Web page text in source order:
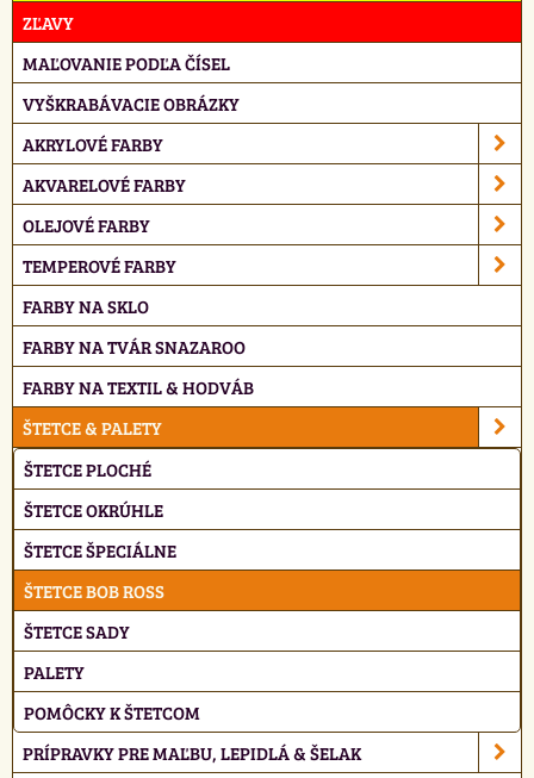
ZĽAVY
MAĽOVANIE PODĽA ČÍSEL
VYŠKRABÁVACIE OBRÁZKY
AKRYLOVÉ FARBY
AKVARELOVÉ FARBY
OLEJOVÉ FARBY
TEMPEROVÉ FARBY
FARBY NA SKLO
FARBY NA TVÁR SNAZAROO
FARBY NA TEXTIL & HODVÁB
ŠTETCE & PALETY
ŠTETCE PLOCHÉ
ŠTETCE OKRÚHLE
ŠTETCE ŠPECIÁLNE
ŠTETCE BOB ROSS
ŠTETCE SADY
PALETY
POMÔCKY K ŠTETCOM
PRÍPRAVKY PRE MAĽBU, LEPIDLÁ & ŠELAK